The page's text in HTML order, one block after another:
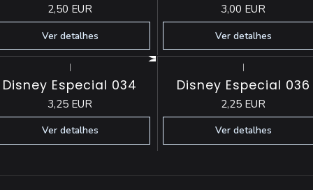
2,50 EUR
Ver detalhes
3,00 EUR
Ver detalhes
|
Disney Especial 034
3,25 EUR
Ver detalhes
|
Disney Especial 036
2,25 EUR
Ver detalhes